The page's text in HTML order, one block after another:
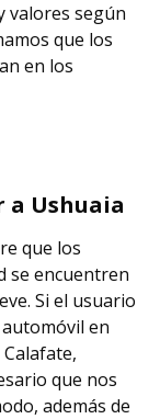
valores según
que los
en los
Ushuaia
que los
se encuentren
Si el usuario
en
que nos
además de